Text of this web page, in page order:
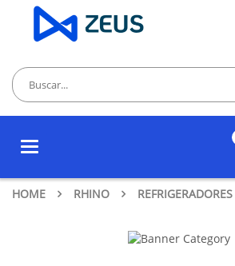
Toggle
HOME RHINO REFRIGERADORES